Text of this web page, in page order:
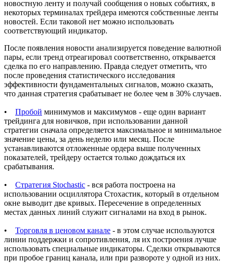
новостную ленту и получай сообщения о новых событиях, в
некоторых терминалах трейдера имеются собственные ленты
новостей. Если таковой нет можно использовать
соответствующий индикатор.
После появления новости анализируется поведение валютной
пары, если тренд отреагировал соответственно, открывается
сделка по его направлению. Правда следует отметить, что
после проведения статистического исследования
эффективности фундаментальных сигналов, можно сказать,
что данная стратегия срабатывает не более чем в 30% случаев.
• Пробой минимумов и максимумов - еще один вариант
трейдинга для новичков, при использовании данной
стратегии сначала определяется максимальное и минимальное
значение цены, за день неделю или месяц. После
устанавливаются отложенные ордера выше полученных
показателей, трейдеру остается только дождаться их
срабатывания.
• Стратегия Stochastic - вся работа построена на
использовании осциллятора Стохастик, который в отдельном
окне выводит две кривых. Пересечение в определенных
местах данных линий служит сигналами на вход в рынок.
• Торговля в ценовом канале - в этом случае используются
линии поддержки и сопротивления, ля их построения лучше
использовать специальные индикаторы. Сделки открываются
при пробое границ канала, или при развороте у одной из них.